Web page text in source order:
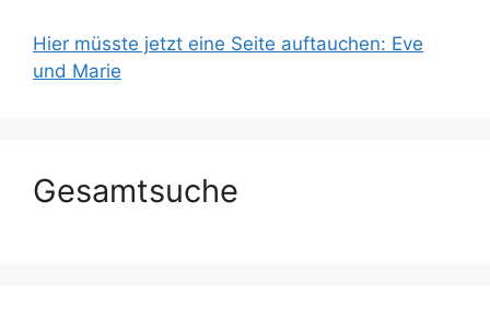
Hier müsste jetzt eine Seite auftauchen: Eve
und Marie
Gesamtsuche